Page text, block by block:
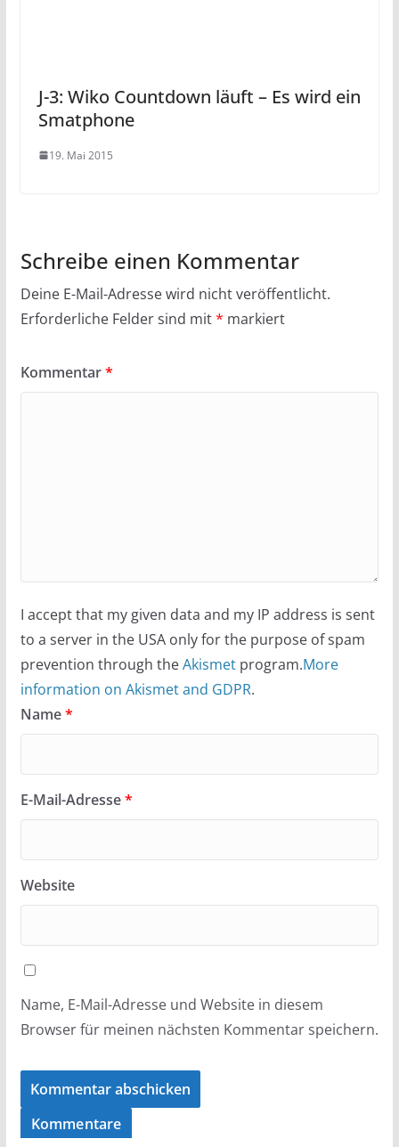
J-3: Wiko Countdown läuft – Es wird ein
Smatphone
19. Mai 2015
Schreibe einen Kommentar
Deine E-Mail-Adresse wird nicht veröffentlicht.
Erforderliche Felder sind mit* markiert
Kommentar*
I accept that my given data and my IP address is sent
to a server in the USA only for the purpose of spam
prevention through theAkismetprogram.More
information on Akismet and GDPR.
Name*
E-Mail-Adresse*
Website
Name, E-Mail-Adresse und Website in diesem
Browser für meinen nächsten Kommentar speichern.
Kommentare